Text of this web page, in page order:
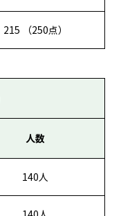
215 （250点）
人数
140人